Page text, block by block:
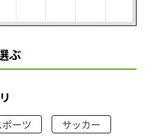
ぶ
ポーツ
サッカー